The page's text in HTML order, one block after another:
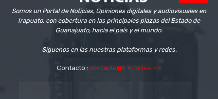
Somos un Portal de Noticias, Opiniones digitales y audiovisuales en
Irapuato, con cobertura en las principales plazas del Estado de
Guanajuato, hacia el país y el mundo.
Síguenos en las nuestras plataformas y redes.
Contacto : contacto@t-informa.mx